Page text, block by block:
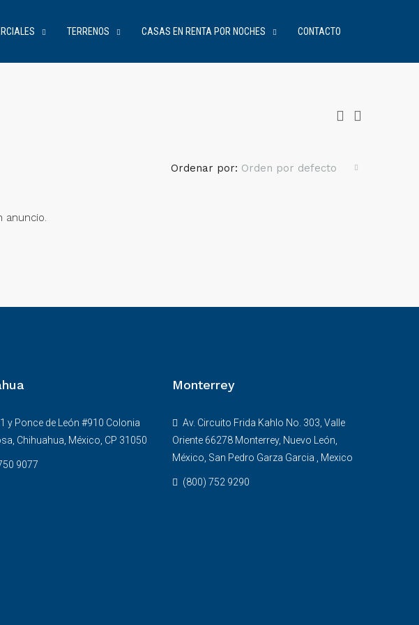
TERRENOS CASAS EN RENTA POR NOCHES CONTACTO
Ordenar por: Orden por defecto
anuncio.
y Ponce de León #910 Colonia
Chihuahua, México, CP 31050
9077
Monterrey
Av. Circuito Frida Kahlo No. 303, Valle
Oriente 66278 Monterrey, Nuevo León,
México, San Pedro Garza Garcia , Mexico
(800) 752 9290